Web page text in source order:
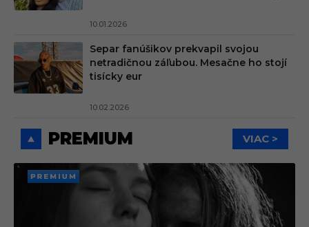
10.01.2026
Separ fanúšikov prekvapil svojou
netradičnou záľubou. Mesačne ho stojí
tisícky eur
10.02.2026
PREMIUM VIAC >
PREMI